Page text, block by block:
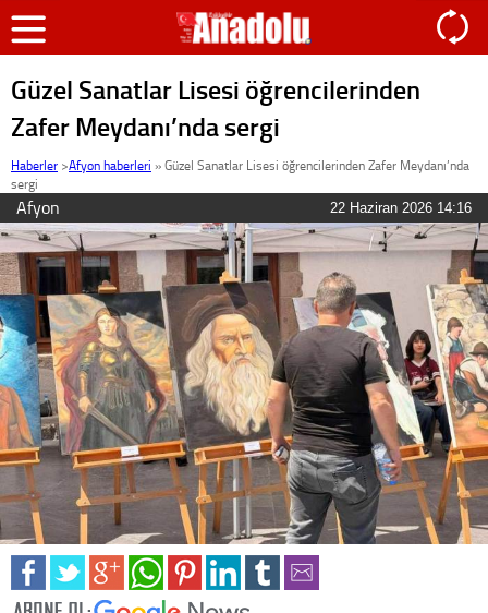
Güzel Sanatlar Lisesi öğrencilerinden
Zafer Meydanı’nda sergi
Haberler >Afyon haberleri »Güzel Sanatlar Lisesi öğrencilerinden Zafer Meydanı’nda
sergi
Afyon 22 Haziran 2026 14:16